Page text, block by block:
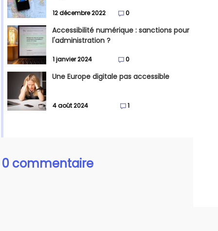
12 décembre 2022 0
Accessibilité numérique : sanctions pour
l'administration ?
1 janvier 2024 0
Une Europe digitale pas accessible
4 août 2024 1
0 commentaire